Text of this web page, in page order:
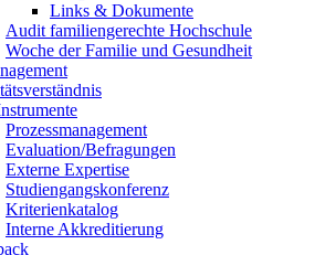
Links & Dokumente
Audit familiengerechte Hochschule
Woche der Familie und Gesundheit
Prozessmanagement
Evaluation/Befragungen
Externe Expertise
Studiengangskonferenz
Kriterienkatalog
Interne Akkreditierung